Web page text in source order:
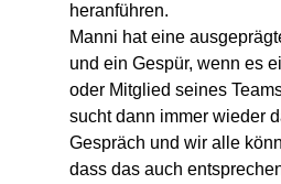
heranführen.
Manni hat eine
und ein Gespür, wenn es
oder Mitglied seines
sucht dann immer wieder
Gespräch und wir alle
dass das auch